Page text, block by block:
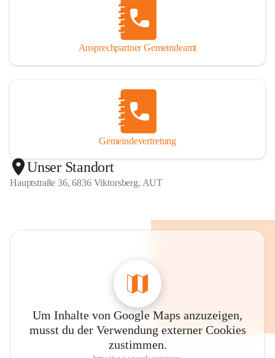
Ansprechpartner Gemeindeamt
Gemeindevertretung
Unser Standort
Hauptstraße 36, 6836 Viktorsberg, AUT
Um Inhalte von Google Maps anzuzeigen,
musst du der Verwendung externer Cookies
zustimmen.